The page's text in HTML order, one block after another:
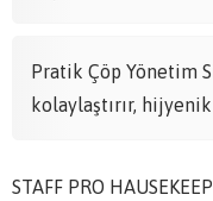
Pratik Çöp Yönetim
kolaylaştırır,
STAFF PRO